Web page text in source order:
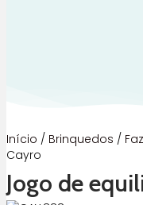
Início / Brinquedos /
Cayro
Jogo de